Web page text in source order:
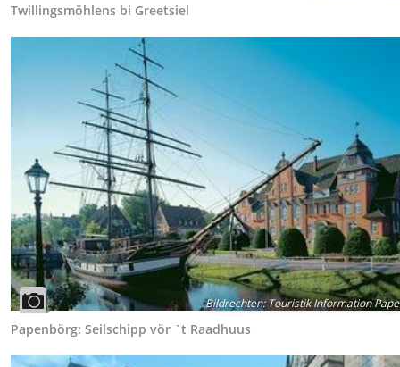
Twillingsmöhlens bi Greetsiel
Bildrechten:Touristik Information
Papenbörg: Seilschipp vör `t Raadhuus